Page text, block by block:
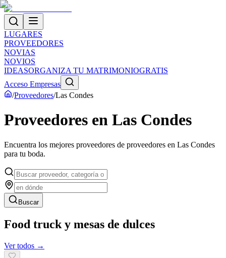
LUGARES
PROVEEDORES
NOVIAS
NOVIOS
IDEASORGANIZA TU MATRIMONIOGRATIS
Acceso Empresas
/Proveedores/Las Condes
Proveedores en Las Condes
Encuentra los mejores proveedores de proveedores en Las Condes
para tu boda.
Buscar
Food truck y mesas de dulces
Ver todos →